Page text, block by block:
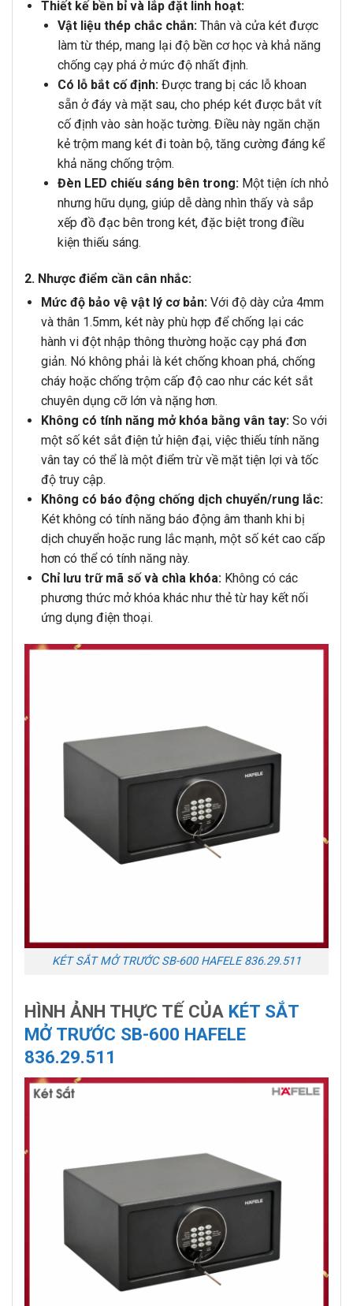
Thiết kế bền bỉ và lắp đặt linh hoạt:
Vật liệu thép chắc chắn:Thân và cửa két được
làm từ thép, mang lại độ bền cơ học và khả năng
chống cạy phá ở mức độ nhất định.
Có lỗ bắt cố định:Được trang bị các lỗ khoan
sẵn ở đáy và mặt sau, cho phép két được bắt vít
cố định vào sàn hoặc tường. Điều này ngăn chặn
kẻ trộm mang két đi toàn bộ, tăng cường đáng kể
khả năng chống trộm.
Đèn LED chiếu sáng bên trong:Một tiện ích nhỏ
nhưng hữu dụng, giúp dễ dàng nhìn thấy và sắp
xếp đồ đạc bên trong két, đặc biệt trong điều
kiện thiếu sáng.
2. Nhược điểm cần cân nhắc:
Mức độ bảo vệ vật lý cơ bản:Với độ dày cửa 4mm
và thân 1.5mm, két này phù hợp để chống lại các
hành vi đột nhập thông thường hoặc cạy phá đơn
giản. Nó không phải là két chống khoan phá, chống
cháy hoặc chống trộm cấp độ cao như các két sắt
chuyên dụng cỡ lớn và nặng hơn.
Không có tính năng mở khóa bằng vân tay:So với
một số két sắt điện tử hiện đại, việc thiếu tính năng
vân tay có thể là một điểm trừ về mặt tiện lợi và tốc
độ truy cập.
Không có báo động chống dịch chuyển/rung lắc:
Két không có tính năng báo động âm thanh khi bị
dịch chuyển hoặc rung lắc mạnh, một số két cao cấp
hơn có thể có tính năng này.
Chỉ lưu trữ mã số và chìa khóa:Không có các
phương thức mở khóa khác như thẻ từ hay kết nối
ứng dụng điện thoại.
KÉT SẮT MỞ TRƯỚC SB-600 HAFELE 836.29.511
HÌNH ẢNH THỰC TẾ CỦA KÉT SẮT
MỞ TRƯỚC SB-600 HAFELE
836.29.511